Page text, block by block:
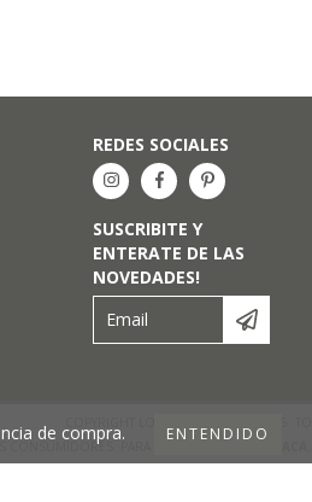
de compra. ENTENDIDO
REDES SOCIALES
SUSCRIBITE Y
ENTERATE DE LAS
NOVEDADES!
CONSUMIDORES. PARA RECLAMOS